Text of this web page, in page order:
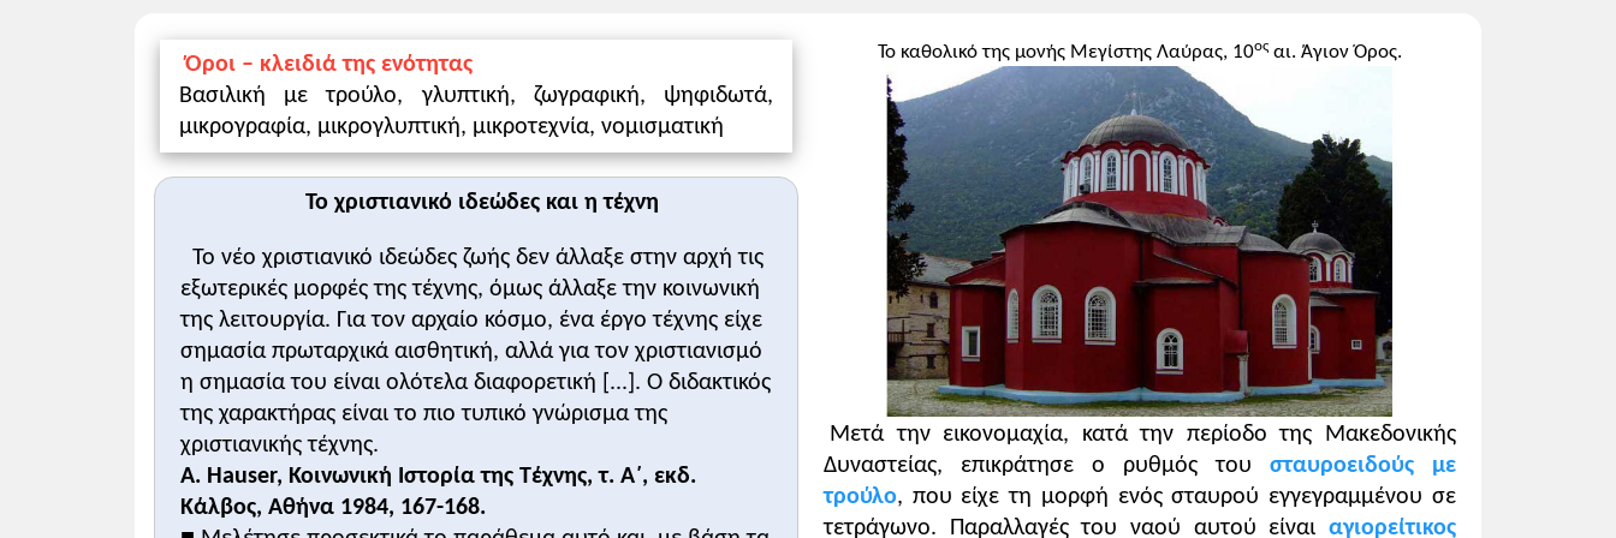
- Αρχιτεκτονική
- Γλυπτική και ζωγραφική (τοιχογραφίες, ψηφιδωτά, φορητές εικόνες)
Υποστηρικτικό υλικό:
-«Βυζαντινές εικόνες», Συλλογές. Φορητές εικόνες και ξυλόγλυπτα, Βυζαντινό και Χριστιανικό Εικονικό Μουσείο:εδώ
-Βυζαντινή Ζωγραφική, Βυζαντινό και Χριστιανικό Μουσείο και Ινστιτούτο Επεξεργασίας Λόγου:εδώ
-Καλλιτεχνική δημιουργία:εδώ
Προτεινόμενες δραστηριότητες:
- Ερωτήσεις 2, 3 και 4 του βιβλίου.
Διδακτικοί στόχοι
1. Να εκτιμήσουν την αξία της βυζαντινής τέχνης και της μουσικής γενικά, και τη σχέση της με τη χριστιανική θρησκεία.
2. Να αντιληφθούν οι μαθητές ότι οι καλλιτεχνικές εξελίξεις εντάσσονται στο ευρύτερο πλαίσιο της εποχής.
• Οι μαθητές έχουν αποικήσει ήδη γνώσεις για την τέχνη και τη μουσική οι οποίες μπορεί να αξιοποιηθούν. Σχετικά με τη μουσική
ορολογία οι μαθητές μπορούν να ανατρέξουν στο αντίστοιχο εγχειρίδιο.
Όροι – κλειδιά της ενότητας
Βασιλική με τρούλο, γλυπτική, ζωγραφική, ψηφιδωτά,
μικρογραφία, μικρογλυπτική, μικροτεχνία, νομισματική
Το χριστιανικό ιδεώδες και η τέχνη
Το νέο χριστιανικό ιδεώδες ζωής δεν άλλαξε στην αρχή τις
εξωτερικές μορφές της τέχνης, όμως άλλαξε την κοινωνική
της λειτουργία. Για τον αρχαίο κόσμο, ένα έργο τέχνης είχε
σημασία πρωταρχικά αισθητική, αλλά για τον χριστιανισμό
η σημασία του είναι ολότελα διαφορετική [...]. Ο διδακτικός
της χαρακτήρας είναι το πιο τυπικό γνώρισμα της
χριστιανικής τέχνης.
A. Hauser, Κοινωνική Ιστορία της Τέχνης, τ. Α΄, εκδ.
Κάλβος, Αθήνα 1984, 167-168.
Το καθολικό της μονής Μεγίστης Λαύρας, 10οςαι. Άγιον Όρος.
Μετά την εικονομαχία, κατά την περίοδο της Μακεδονικής
Δυναστείας, επικράτησε ο ρυθμός του σταυροειδούς με
τρούλο, που είχε τη μορφή ενός σταυρού εγγεγραμμένου σε
τετράγωνο. Παραλλαγές του ναού αυτού είναι αγιορείτικος